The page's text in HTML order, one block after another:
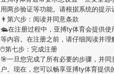
用两步验证等功能。请根据系统的提
👨第六步：阅读并同意条款
🛳在注册过程中， 亚搏ty体育会提供使
等内容。在注册之前，请仔细阅读并理
🖱第七步：完成注册
🎯一旦您完成了所有必要的步骤，并同
户。现在，您可以畅享亚搏ty体育提供